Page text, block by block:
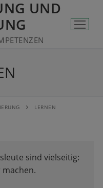
UND
LERNEN
sind vielseitig:
machen.